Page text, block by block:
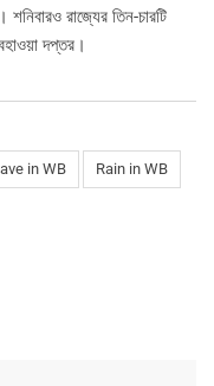
রাজ্যের তিন-চারটি
দপ্তর।
in WB Rain in WB